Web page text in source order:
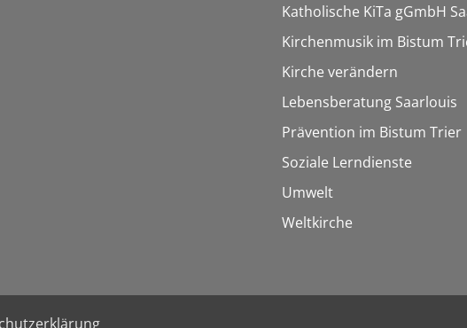
Katholische KiTa gGmbH
Kirchenmusik im Bistum
Kirche verändern
Lebensberatung Saarlouis
Prävention im Bistum Trier
Soziale Lerndienste
Umwelt
Weltkirche